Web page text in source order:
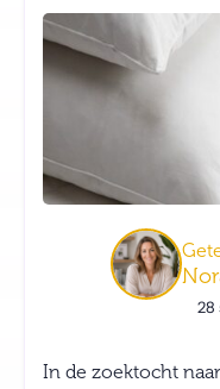
28
In de zoektocht